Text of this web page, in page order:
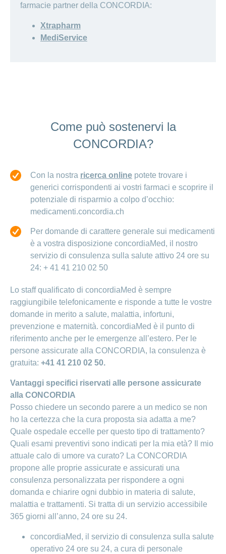
farmacie partner della CONCORDIA:
Xtrapharm
MediService
Come può sostenervi la
CONCORDIA?
Con la nostra ricerca online potete trovare i
generici corrispondenti ai vostri farmaci e scoprire il
potenziale di risparmio a colpo d’occhio:
medicamenti.concordia.ch
Per domande di carattere generale sui medicamenti
è a vostra disposizione concordiaMed, il nostro
servizio di consulenza sulla salute attivo 24 ore su
24: + 41 41 210 02 50
Lo staff qualificato di concordiaMed è sempre
raggiungibile telefonicamente e risponde a tutte le vostre
domande in merito a salute, malattia, infortuni,
prevenzione e maternità. concordiaMed è il punto di
riferimento anche per le emergenze all’estero. Per le
persone assicurate alla CONCORDIA, la consulenza è
gratuita: +41 41 210 02 50.
Vantaggi specifici riservati alle persone assicurate
alla CONCORDIA
Posso chiedere un secondo parere a un medico se non
ho la certezza che la cura proposta sia adatta a me?
Quale ospedale eccelle per questo tipo di trattamento?
Quali esami preventivi sono indicati per la mia età? Il mio
attuale calo di umore va curato? La CONCORDIA
propone alle proprie assicurate e assicurati una
consulenza personalizzata per rispondere a ogni
domanda e chiarire ogni dubbio in materia di salute,
malattia e trattamenti. Si tratta di un servizio accessibile
365 giorni all’anno, 24 ore su 24.
concordiaMed, il servizio di consulenza sulla salute
operativo 24 ore su 24, a cura di personale